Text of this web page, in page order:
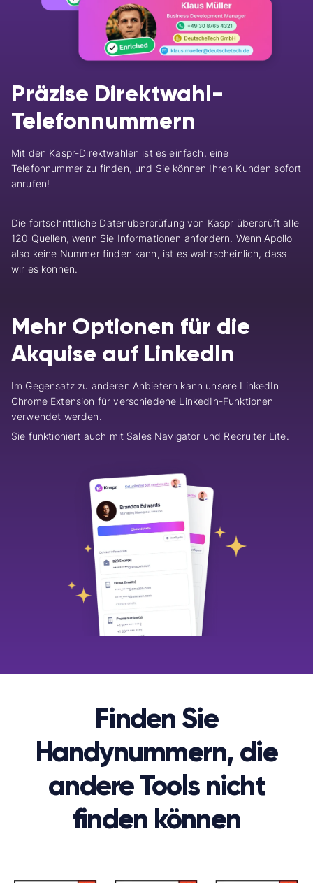
Präzise Direktwahl-
Telefonnummern
Mit den Kaspr-Direktwahlen ist es einfach, eine
Telefonnummer zu finden, und Sie können Ihren Kunden sofort
anrufen!
Die fortschrittliche Datenüberprüfung von Kaspr überprüft alle
120 Quellen, wenn Sie Informationen anfordern. Wenn Apollo
also keine Nummer finden kann, ist es wahrscheinlich, dass
wir es können.
Mehr Optionen für die
Akquise auf LinkedIn
Im Gegensatz zu anderen Anbietern kann unsere LinkedIn
Chrome Extension für verschiedene LinkedIn-Funktionen
verwendet werden.
Sie funktioniert auch mit Sales Navigator und Recruiter Lite.
Finden Sie
Handynummern, die
andere Tools nicht
finden können